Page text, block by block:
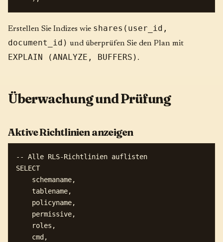
Erstellen Sie Indizes wie shares(user_id,
document_id) und überprüfen Sie den Plan mit
EXPLAIN (ANALYZE, BUFFERS) .
Überwachung und Prüfung
Aktive Richtlinien anzeigen
-- Alle RLS-Richtlinien auflisten
SELECT
    schemaname,
    tablename,
    policyname,
    permissive,
    roles,
    cmd,